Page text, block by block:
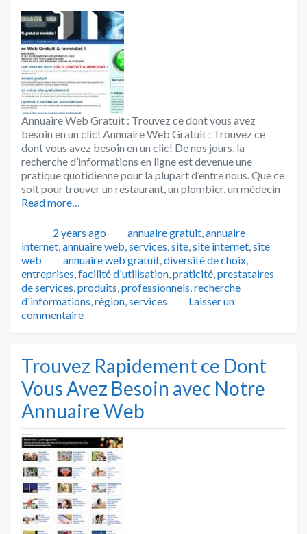
Annuaire Web Gratuit : Trouvez ce dont vous avez
besoin en un clic! Annuaire Web Gratuit : Trouvez ce
dont vous avez besoin en un clic! De nos jours, la
recherche d’informations en ligne est devenue une
pratique quotidienne pour la plupart d’entre nous. Que ce
soit pour trouver un restaurant, un plombier, un médecin
Read more…
Publié2 years ago Catégories
annuaire gratuit,annuaire
internet,annuaire web,services,site,site internet,site
web
Tags
annuaire web gratuit,diversité de choix,
entreprises,facilité d'utilisation,praticité,prestataires
de services,produits,professionnels,recherche
d'informations,région,services
Laisser un
commentaire
Trouvez Rapidement ce Dont
Vous Avez Besoin avec Notre
Annuaire Web